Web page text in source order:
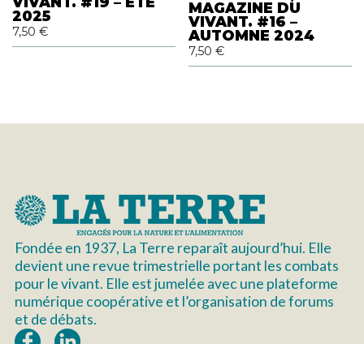
2025
7,50 €
MAGAZINE DU
VIVANT. #16 –
AUTOMNE 2024
7,50€
Fondée en 1937, La Terre reparaît aujourd’hui. Elle
devient une revue trimestrielle portant les combats
pour le vivant. Elle est jumelée avec une plateforme
numérique coopérative et l’organisation de forums
et de débats.